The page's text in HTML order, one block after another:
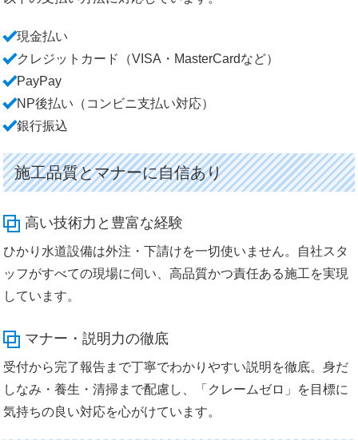
現金払い
クレジットカード（VISA・MasterCardなど）
PayPay
NP後払い（コンビニ支払い対応）
銀行振込
施工品質とマナーに自信あり
高い技術力と豊富な経験
ひかり水道設備は外注・下請けを一切使いません。自社スタ
ッフがすべての現場に伺い、高品質かつ責任ある施工を実現
しています。
マナー・説明力の徹底
受付から完了報告まで丁寧でわかりやすい説明を徹底。身だ
しなみ・養生・清掃まで配慮し、「クレームゼロ」を目標に
気持ちの良い対応を心がけています。